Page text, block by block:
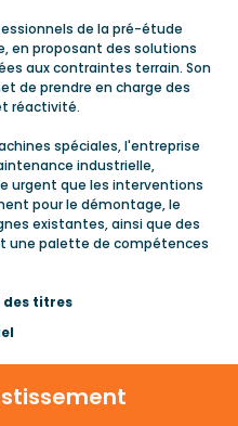
de la pré-étude
en proposant des solutions
aux contraintes terrain. Son
de prendre en charge des
réactivité.
spéciales, l'entreprise
industrielle,
urgent que les interventions
pour le démontage, le
existantes, ainsi que des
une palette de compétences
des titres